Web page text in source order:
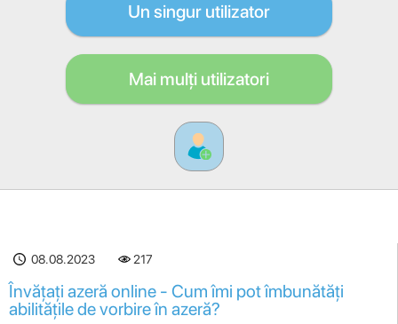
Un singur utilizator
Mai mulți utilizatori
08.08.2023 217
Învățați azeră online - Cum îmi pot îmbunătăți
abilitățile de vorbire în azeră?